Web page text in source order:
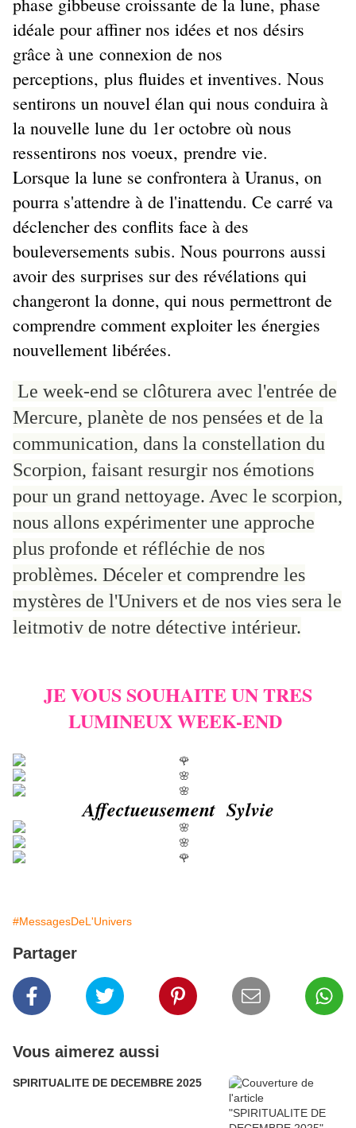
idéale pour affiner nos idées et nos désirs
grâce à une connexion de nos
perceptions, plus fluides et inventives. Nous
sentirons un nouvel élan qui nous conduira à
la nouvelle lune du 1er octobre où nous
ressentirons nos voeux, prendre vie.
Lorsque la lune se confrontera à Uranus, on
pourra s'attendre à de l'inattendu. Ce carré va
déclencher des conflits face à des
bouleversements subis. Nous pourrons aussi
avoir des surprises sur des révélations qui
changeront la donne, qui nous permettront de
comprendre comment exploiter les énergies
nouvellement libérées.
Le week-end se clôturera avec l'entrée de
Mercure, planète de nos pensées et de la
communication, dans la constellation du
Scorpion, faisant resurgir nos émotions
pour un grand nettoyage. Avec le scorpion,
nous allons expérimenter une approche
plus profonde et réfléchie de nos
problèmes. Déceler et comprendre les
mystères de l'Univers et de nos vies sera le
leitmotiv de notre détective intérieur.
JE VOUS SOUHAITE UN TRES
LUMINEUX WEEK-END
Affectueusement Sylvie
#MessagesDeL'Univers
Partager
Vous aimerez aussi
SPIRITUALITE DE DECEMBRE 2025